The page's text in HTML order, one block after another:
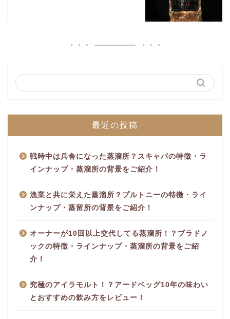
最近の投稿
戦時中は兵舎になった蒸溜所？スキャパの特徴・ラ
インナップ・蒸溜所の背景をご紹介！
漁業と共に栄えた蒸溜所？プルトニーの特徴・ライ
ンナップ・蒸留所の背景をご紹介！
オーナーが10回以上交代してる蒸溜所！？ブラドノ
ックの特徴・ラインナップ・蒸溜所の背景をご紹
介！
究極のアイラモルト！？アードベッグ10年の味わい
とおすすめの飲み方をレビュー！